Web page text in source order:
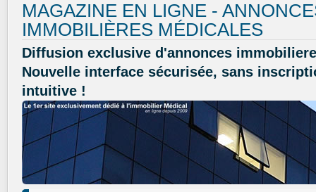
MAGAZINE EN LIGNE -
IMMOBILIÈRES MÉDICALES
Diffusion exclusive d'annonces
Nouvelle interface sécurisée, sans
intuitive !